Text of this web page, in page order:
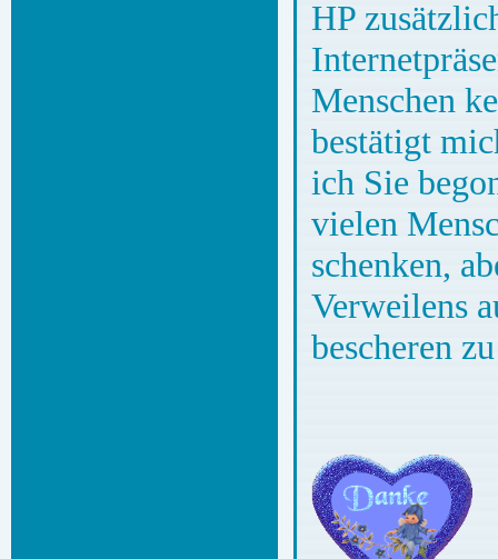
HP
Menschen
bestätigt
ich Sie
vielen
schenken,
Verweilens
bescheren